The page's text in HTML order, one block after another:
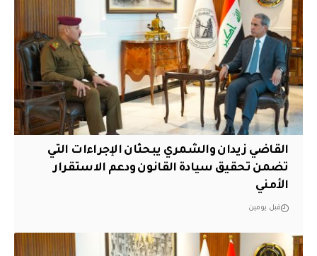
القاضي زيدان والشمري يبحثان الإجراءات التي
تضمن تحقيق سيادة القانون ودعم الاستقرار
الأمني
قبل يومين